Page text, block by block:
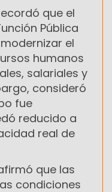
que el
Pública
el
humanos
salariales y
consideró
fue
reducido a
real de
que las
condiciones